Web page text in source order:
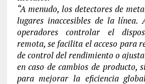
“A menudo, los detectores de
lugares inaccesibles de la
operadores controlar el
remota, se facilita el acceso para
de control del rendimiento o
en caso de cambios de producto,
para mejorar la eficiencia